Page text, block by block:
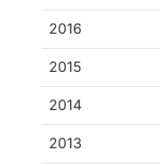
2016
2015
2014
2013